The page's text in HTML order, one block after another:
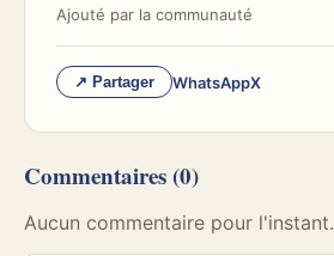
Ajouté par la communauté
↗ Partager WhatsAppX
Commentaires (0)
Aucun commentaire pour l'instant.